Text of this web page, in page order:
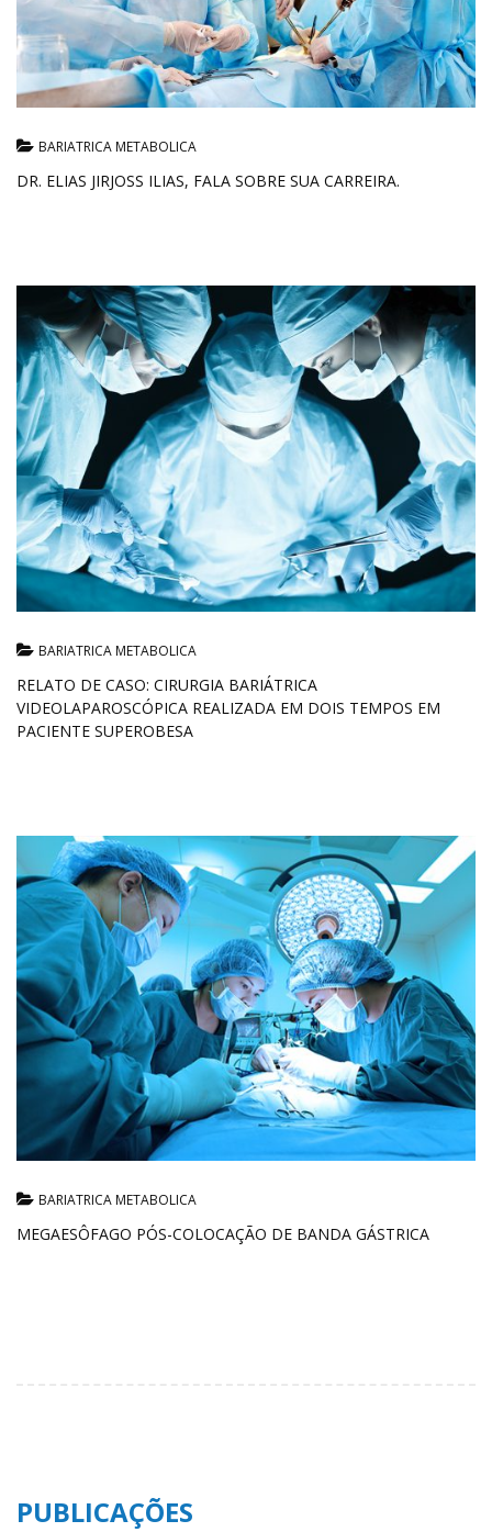
BARIATRICA METABOLICA
DR. ELIAS JIRJOSS ILIAS, FALA SOBRE SUA CARREIRA.
BARIATRICA METABOLICA
RELATO DE CASO: CIRURGIA BARIÁTRICA
VIDEOLAPAROSCÓPICA REALIZADA EM DOIS TEMPOS EM
PACIENTE SUPEROBESA
BARIATRICA METABOLICA
MEGAESÔFAGO PÓS-COLOCAÇÃO DE BANDA GÁSTRICA
PUBLICAÇÕES